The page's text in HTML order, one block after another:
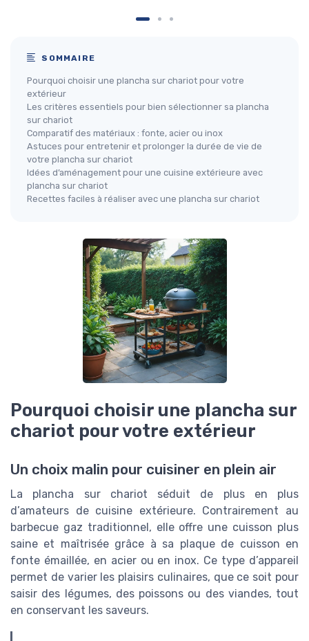
SOMMAIRE
Pourquoi choisir une plancha sur chariot pour votre
extérieur
Les critères essentiels pour bien sélectionner sa plancha
sur chariot
Comparatif des matériaux : fonte, acier ou inox
Astuces pour entretenir et prolonger la durée de vie de
votre plancha sur chariot
Idées d’aménagement pour une cuisine extérieure avec
plancha sur chariot
Recettes faciles à réaliser avec une plancha sur chariot
Pourquoi choisir une plancha sur
chariot pour votre extérieur
Un choix malin pour cuisiner en plein air
La plancha sur chariot séduit de plus en plus
d’amateurs de cuisine extérieure. Contrairement au
barbecue gaz traditionnel, elle offre une cuisson plus
saine et maîtrisée grâce à sa plaque de cuisson en
fonte émaillée, en acier ou en inox. Ce type d’appareil
permet de varier les plaisirs culinaires, que ce soit pour
saisir des légumes, des poissons ou des viandes, tout
en conservant les saveurs.